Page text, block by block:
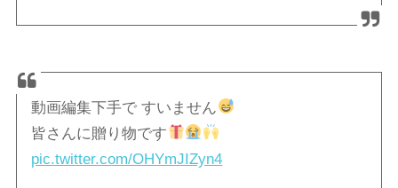
動画編集下手で すいません
皆さんに贈り物です
pic.twitter.com/OHYmJIZyn4